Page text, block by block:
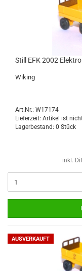
Still EFK 2002
Wi­king
Art.Nr.: W17174
Lieferzeit: Artikel ist
Lagerbestand: 0 Stück
inkl.
AUSVERKAUFT